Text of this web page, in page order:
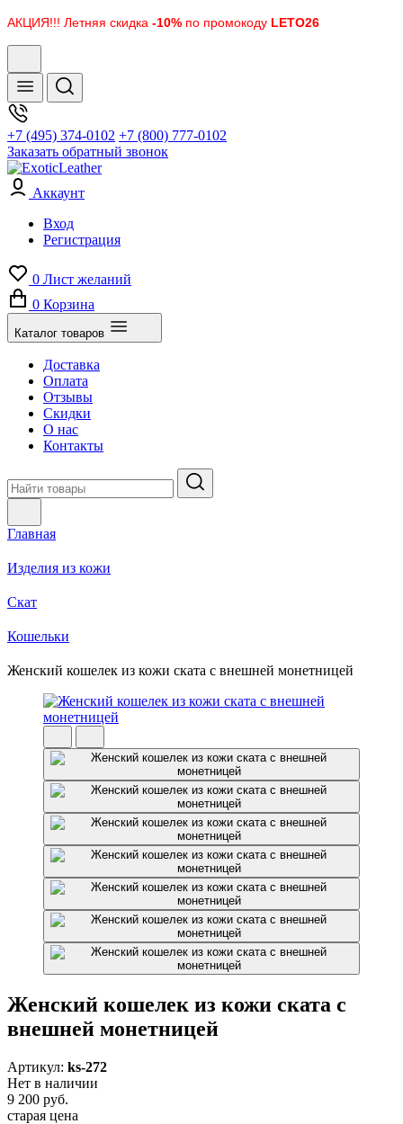
АКЦИЯ!!! Летняя скидка -10% по промокоду LETO26
+7 (495) 374-0102 +7 (800) 777-0102
Заказать обратный звонок
Аккаунт
Вход
Регистрация
0 Лист желаний
0 Корзина
Каталог товаров
Доставка
Оплата
Отзывы
Скидки
О нас
Контакты
Главная
Изделия из кожи
Скат
Кошельки
Женский кошелек из кожи ската с внешней монетницей
Женский кошелек из кожи ската с
внешней монетницей
Артикул: ks-272
Нет в наличии
9 200 руб.
старая цена